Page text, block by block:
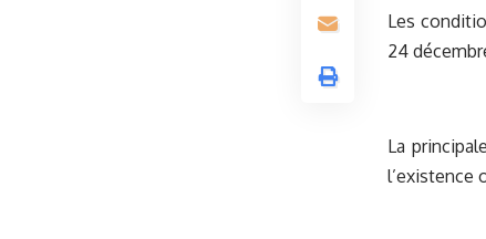
Les
24
La
l’existence